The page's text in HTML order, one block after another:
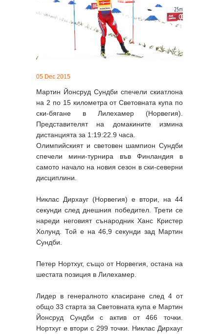
05 Dec 2015
Мартин Йонсруд Сундби спечели скиатлона
на 2 по 15 километра от Световната купа по
ски-бягане в Лилехамер (Норвегия).
Представителят на домакините измина
дистанцията за 1:19:22.9 часа.
Олимпийският и световен шампион Сундби
спечели мини-турнира във Финландия в
самото начало на новия сезон в ски-северни
дисциплини.
Никлас Дирхауг (Норвегия) е втори, на 44
секунди след днешния победител. Трети се
нареди неговият сънародник Ханс Кристер
Холунд. Той е на 46,9 секунди зад Мартин
Сундби.
Петер Нортхуг, също от Норвегия, остана на
шестата позиция в Лилехамер.
Лидер в генералното класиране след 4 от
общо 33 старта за Световната купа е Мартин
Йонсруд Сундби с актив от 466 точки.
Нортхуг е втори с 299 точки. Никлас Дирхауг